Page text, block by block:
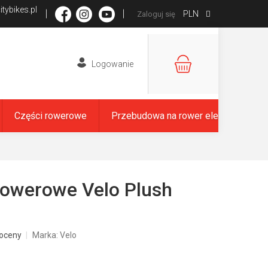
PLN
Zaloguj się
KOSZYK
Części rowerowe Przebudowa na rower elektryczny
Velo Plush
Marka: Velo